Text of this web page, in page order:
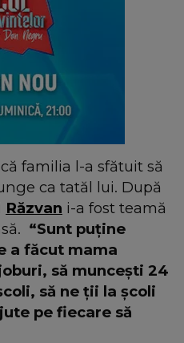
familia l-a sfătuit să
ca tatăl lui. După
Răzvan i-a fost teamă
“Sunt puține
a făcut mama
să muncești 24
să ne ții la școli
pe fiecare să